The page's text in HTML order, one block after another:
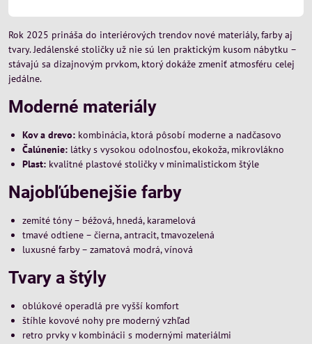
Rok 2025 prináša do interiérových trendov nové materiály, farby aj
tvary. Jedálenské stoličky už nie sú len praktickým kusom nábytku –
stávajú sa dizajnovým prvkom, ktorý dokáže zmeniť atmosféru celej
jedálne.
Moderné materiály
Kov a drevo: kombinácia, ktorá pôsobí moderne a nadčasovo
Čalúnenie: látky s vysokou odolnosťou, ekokoža, mikrovlákno
Plast: kvalitné plastové stoličky v minimalistickom štýle
Najobľúbenejšie farby
zemité tóny – béžová, hnedá, karamelová
tmavé odtiene – čierna, antracit, tmavozelená
luxusné farby – zamatová modrá, vínová
Tvary a štýly
oblúkové operadlá pre vyšší komfort
štíhle kovové nohy pre moderný vzhľad
retro prvky v kombinácii s modernými materiálmi